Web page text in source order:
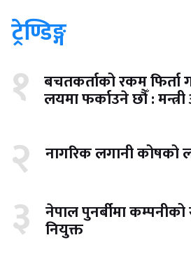
ट्रेण्डिङ्ग
१ बचतकर्ताको रकम फिर्ता
लयमा फर्काउने छौँ :
२ नागरिक लगानी कोषको
३ नेपाल पुनर्बीमा
नियुक्त